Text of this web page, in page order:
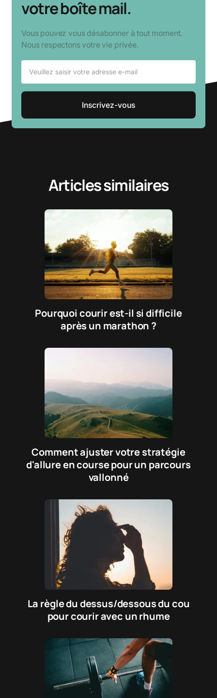
votre boîte mail.
Vous pouvez vous désabonner à tout moment.
Nous respectons votre vie privée.
Articles similaires
Pourquoi courir est-il si difficile
après un marathon ?
Comment ajuster votre stratégie
d'allure en course pour un parcours
vallonné
La règle du dessus/dessous du cou
pour courir avec un rhume